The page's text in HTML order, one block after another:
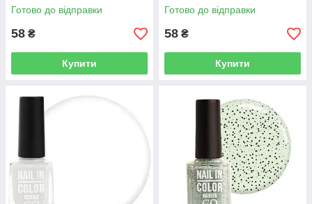
Готово до відправки
58 ₴
Купити
Готово до відправки
58 ₴
Купити